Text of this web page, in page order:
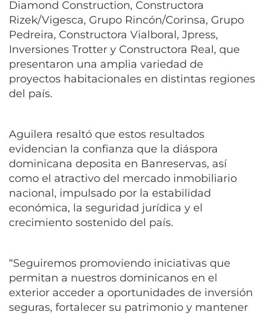
Diamond Construction, Constructora
Rizek/Vigesca, Grupo Rincón/Corinsa, Grupo
Pedreira, Constructora Vialboral, Jpress,
Inversiones Trotter y Constructora Real, que
presentaron una amplia variedad de
proyectos habitacionales en distintas regiones
del país.
Aguilera resaltó que estos resultados
evidencian la confianza que la diáspora
dominicana deposita en Banreservas, así
como el atractivo del mercado inmobiliario
nacional, impulsado por la estabilidad
económica, la seguridad jurídica y el
crecimiento sostenido del país.
“Seguiremos promoviendo iniciativas que
permitan a nuestros dominicanos en el
exterior acceder a oportunidades de inversión
seguras, fortalecer su patrimonio y mantener